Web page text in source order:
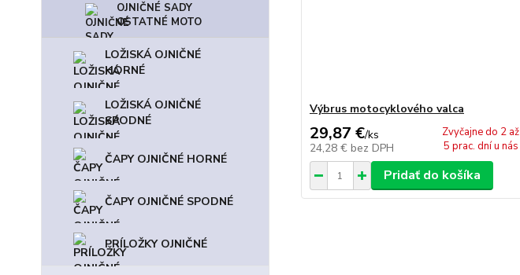
OJNIČNÉ SADY
OSTATNÉ MOTO
LOŽISKÁ OJNIČNÉ
HORNÉ
LOŽISKÁ OJNIČNÉ
SPODNÉ
ČAPY OJNIČNÉ HORNÉ
ČAPY OJNIČNÉ SPODNÉ
PRÍLOŽKY OJNIČNÉ
Výbrus motocyklového valca
29,87 €/ks
24,28 € bez DPH
Zvyčajne do 2 až
5 prac. dní u nás
Pridať do košíka